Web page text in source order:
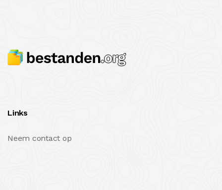
Links
Neem contact op